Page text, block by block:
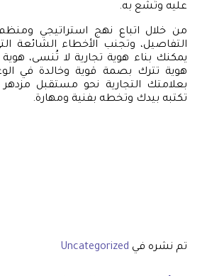
عليه وتُشع به.
من خلال اتباع نهج استراتيجي
التفاصيل، وتجنب الأخطاء الشائعة
يمكنك بناء هوية تجارية لا تُنسى،
هوية تترك بصمة قوية وخالدة في
بعلامتك التجارية نحو مستقبل
تكتبه بيدك وتخطه بفنية ومهارة.
تم نشره في Uncategorized